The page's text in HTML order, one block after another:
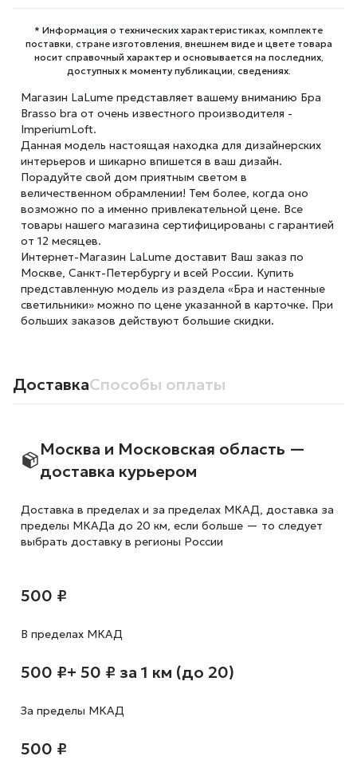
* Информация о технических характеристиках, комплекте
поставки, стране изготовления, внешнем виде и цвете товара
носит справочный характер и основывается на последних,
доступных к моменту публикации, сведениях.
Магазин LaLume представляет вашему вниманию Бра
Brasso bra от очень известного производителя -
ImperiumLoft.
Данная модель настоящая находка для дизайнерских
интерьеров и шикарно впишется в ваш дизайн.
Порадуйте свой дом приятным светом в
величественном обрамлении! Тем более, когда оно
возможно по а именно привлекательной цене. Все
товары нашего магазина сертифицированы с гарантией
от 12 месяцев.
Интернет-Магазин LaLume доставит Ваш заказ по
Москве, Санкт-Петербургу и всей России. Купить
представленную модель из раздела «Бра и настенные
светильники» можно по цене указанной в карточке. При
больших заказов действуют большие скидки.
ДоставкаСпособы оплаты
Москва и Московская область —
доставка курьером
Доставка в пределах и за пределах МКАД, доставка за
пределы МКАДа до 20 км, если больше — то следует
выбрать доставку в регионы России
500 ₽
В пределах МКАД
500 ₽+ 50 ₽ за 1 км (до 20)
За пределы МКАД
500 ₽